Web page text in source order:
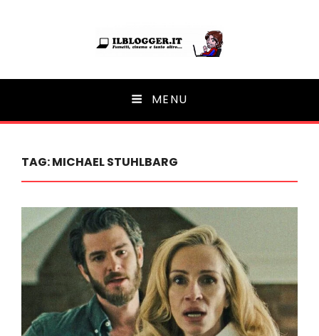
Ilblogger.it
Il portalino di blog | MENU
TAG:MICHAEL STUHLBARG